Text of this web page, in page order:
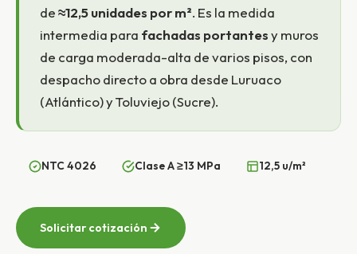
de≈12,5 unidades por m². Es la medida
intermedia para fachadas portantesy muros
de carga moderada-alta de varios pisos, con
despacho directo a obra desde Luruaco
(Atlántico) y Toluviejo (Sucre).
NTC 4026 Clase A ≥13 MPa 12,5 u/m²
Solicitar cotización